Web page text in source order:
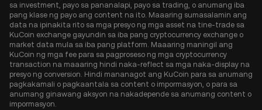
sa investment, payo sa pananalapi, payo sa trading, o anumang iba
pang klase ng payo ang content na ito. Maaaring sumasalamin ang
data na ipinakita rito sa mga presyo ng mga asset na tine-trade sa
KuCoin exchange gayundin sa iba pang cryptocurrency exchange o
market data mula sa iba pang platform. Maaaring maningil ang
KuCoin ng mga fee para sa pagproseso ng mga cryptocurrency
transaction na maaaring hindi naka-reflect sa mga naka-display na
presyo ng conversion. Hindi mananagot ang KuCoin para sa anumang
pagkakamali o pagkaantala sa content o impormasyon, o para sa
anumang ginawang aksyon na nakadepende sa anumang content o
impormasyon.